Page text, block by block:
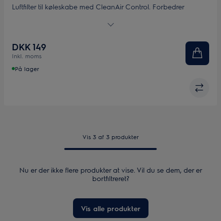
Luftfilter til køleskabe med CleanAir Control. Forbedrer
lugte. Levetid: 12 måneder. Indeholder 1 stk.
DKK 149
Inkl. moms
På lager
Vis 3 af 3 produkter
Nu er der ikke flere produkter at vise. Vil du se dem, der er
bortfiltreret?
Vis alle produkter